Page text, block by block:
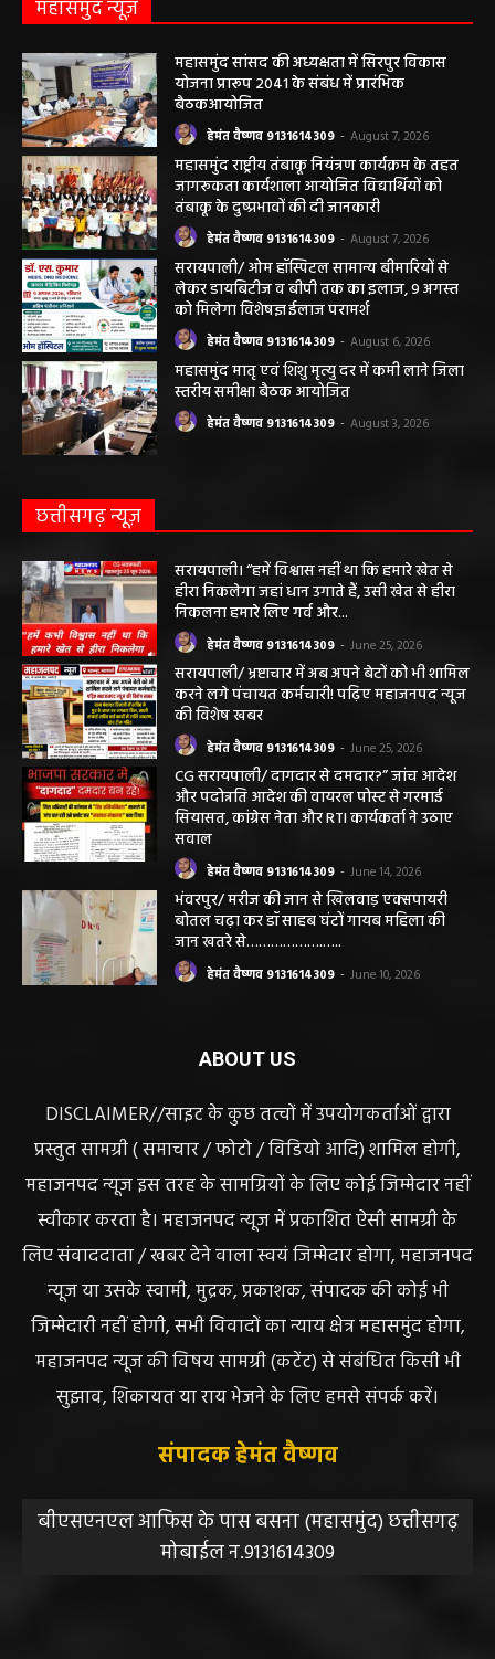
महासमुंद न्यूज़
महासमुंद सांसद की अध्यक्षता में सिरपुर विकास
योजना प्रारूप 2041 के संबंध में प्रारंभिक
बैठकआयोजित
हेमंत वैष्णव 9131614309 - August 7, 2026
महासमुंद राष्ट्रीय तंबाकू नियंत्रण कार्यक्रम के तहत
जागरूकता कार्यशाला आयोजित विद्यार्थियों को
तंबाकू के दुष्प्रभावों की दी जानकारी
हेमंत वैष्णव 9131614309 - August 7, 2026
सरायपाली/ ओम हॉस्पिटल सामान्य बीमारियों से
लेकर डायबिटीज व बीपी तक का इलाज, 9 अगस्त
को मिलेगा विशेषज्ञ ईलाज परामर्श
हेमंत वैष्णव 9131614309 - August 6, 2026
महासमुंद मातृ एवं शिशु मृत्यु दर में कमी लाने जिला
स्तरीय समीक्षा बैठक आयोजित
हेमंत वैष्णव 9131614309 - August 3, 2026
छत्तीसगढ़ न्यूज़
सरायपाली। “हमें विश्वास नहीं था कि हमारे खेत से
हीरा निकलेगा जहां धान उगाते हैं, उसी खेत से हीरा
निकलना हमारे लिए गर्व और...
हेमंत वैष्णव 9131614309 - June 25, 2026
सरायपाली/ भ्रष्टाचार में अब अपने बेटों को भी शामिल
करने लगे पंचायत कर्मचारी! पढ़िए महाजनपद न्यूज
की विशेष खबर
हेमंत वैष्णव 9131614309 - June 25, 2026
CG सरायपाली/ दागदार से दमदार?” जांच आदेश
और पदोन्नति आदेश की वायरल पोस्ट से गरमाई
सियासत, कांग्रेस नेता और RTI कार्यकर्ता ने उठाए
सवाल
हेमंत वैष्णव 9131614309 - June 14, 2026
भंवरपुर/ मरीज की जान से खिलवाड़ एक्सपायरी
बोतल चढ़ा कर डॉ साहब घंटों गायब महिला की
जान खतरे से……………….…..
हेमंत वैष्णव 9131614309 - June 10, 2026
ABOUT US
DISCLAIMER//साइट के कुछ तत्वों में उपयोगकर्ताओं द्वारा
प्रस्तुत सामग्री ( समाचार / फोटो / विडियो आदि) शामिल होगी,
महाजनपद न्यूज इस तरह के सामग्रियों के लिए कोई जिम्मेदार नहीं
स्वीकार करता है। महाजनपद न्यूज में प्रकाशित ऐसी सामग्री के
लिए संवाददाता / खबर देने वाला स्वयं जिम्मेदार होगा, महाजनपद
न्यूज या उसके स्वामी, मुद्रक, प्रकाशक, संपादक की कोई भी
जिम्मेदारी नहीं होगी, सभी विवादों का न्याय क्षेत्र महासमुंद होगा,
महाजनपद न्यूज की विषय सामग्री (कटेंट) से संबंधित किसी भी
सुझाव, शिकायत या राय भेजने के लिए हमसे संपर्क करें।
संपादक हेमंत वैष्णव
बीएसएनएल आफिस के पास बसना (महासमुंद) छत्तीसगढ़
मोबाईल न.9131614309